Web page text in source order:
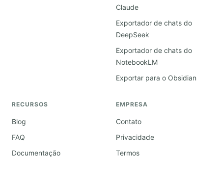
Claude
Exportador de chats do
DeepSeek
Exportador de chats do
NotebookLM
Exportar para o Obsidian
RECURSOS
Blog
FAQ
Documentação
EMPRESA
Contato
Privacidade
Termos